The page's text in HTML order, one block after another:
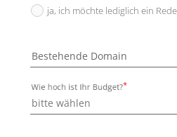
ja, ich möchte lediglich ein
Bestehende Domain
Wie hoch ist Ihr Budget?